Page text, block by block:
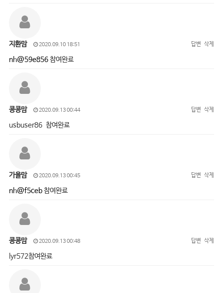
지환맘 2020.09.10 18:51 답변 삭제
nh@59e856참여완료
콩콩맘 2020.09.13 00:44 답변 삭제
usbuser86 참여완료
가을맘 2020.09.13 00:45 답변 삭제
nh@f5ceb참여완료
콩콩맘 2020.09.13 00:48 답변 삭제
lyr572참여완료